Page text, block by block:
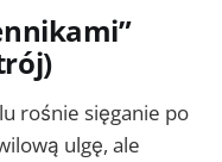
rośnie sięganie po
ulgę, ale